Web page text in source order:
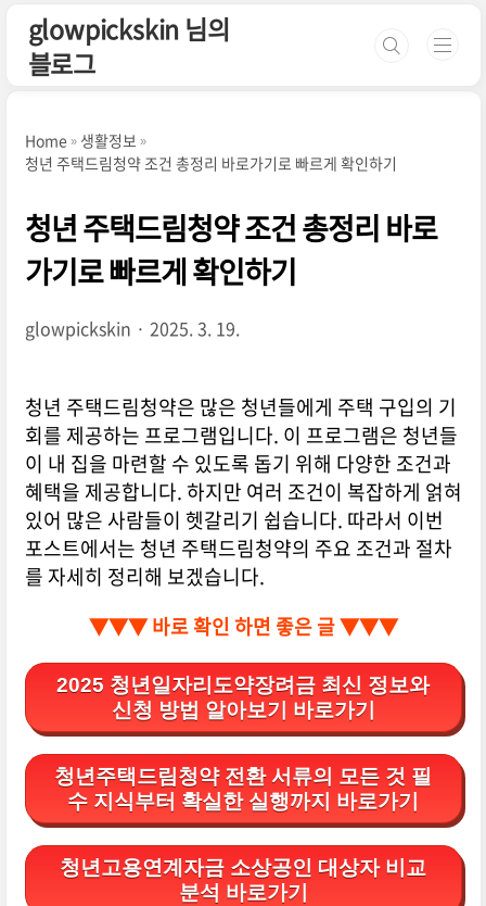
glowpickskin 님의
블로그
Home
생활정보
청년 주택드림청약 조건 총정리 바로가기로 빠르게 확인하기
청년 주택드림청약 조건 총정리 바로
가기로 빠르게 확인하기
glowpickskin 2025. 3. 19.
청년 주택드림청약은 많은 청년들에게 주택 구입의 기
회를 제공하는 프로그램입니다. 이 프로그램은 청년들
이 내 집을 마련할 수 있도록 돕기 위해 다양한 조건과
혜택을 제공합니다. 하지만 여러 조건이 복잡하게 얽혀
있어 많은 사람들이 헷갈리기 쉽습니다. 따라서 이번
포스트에서는 청년 주택드림청약의 주요 조건과 절차
를 자세히 정리해 보겠습니다.
▼▼▼ 바로 확인 하면 좋은 글 ▼▼▼
2025 청년일자리도약장려금 최신 정보와
신청 방법 알아보기 바로가기
청년주택드림청약 전환 서류의 모든 것 필
수 지식부터 확실한 실행까지 바로가기
청년고용연계자금 소상공인 대상자 비교
분석 바로가기